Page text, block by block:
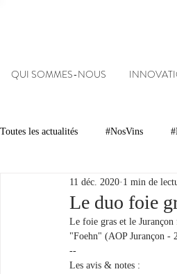
QUI SOMMES-NOUS
Toutes les actualités #NosVins
Chambre d’Amour Vins
Dégustations Evénements
Le duo foie
11 déc. 2020 1 min de
Le foie gras et le
"Foehn" (AOP Jurançon -
--
Les avis & notes :